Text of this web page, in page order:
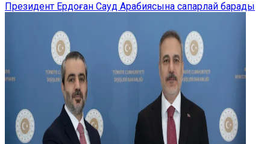
Президент Ердоған Сауд Арабиясына сапарлай барады